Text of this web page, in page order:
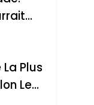
Pays
La Plus
Le